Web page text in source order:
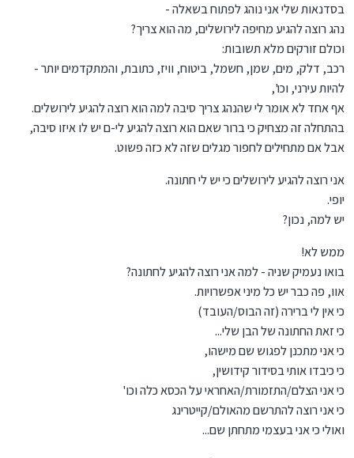
בסדנאות שלי אני נוהג לפתוח בשאלה -
נהג רוצה להגיע מחיפה לירושלים, מה הוא צריך?
וכולם זורקים מלא תשובות:
רכב, דלק, מים, שמן, חשמל, ביטוח, וויז, כתובת, והמתקדמים יותר -
להיות עירני, וכו',
אף אחד לא אומר לי שהנהג צריך סיבה למה הוא רוצה להגיע לירושלים.
בהתחלה זה מצחיק כי ברור שאם הוא רוצה להגיע לי-ם יש לו איזו סיבה,
אבל אם מתחילים לחפור מגלים שזה לא כזה פשוט.
אני רוצה להגיע לירושלים כי יש לי חתונה.
יופי.
יש למה, נכון?
ממש לא!
בואו נעמיק שניה - למה אני רוצה להגיע לחתונה?
אוו, פה כבר יש כל מיני אפשרויות.
כי אין לי ברירה (זה הבוס/העובד)
כי זאת החתונה של הבן שלי...
כי אני מתכנן לפגוש שם מישהו,
כי כיבדו אותי בסידור קידושין,
כי אני הצלם/התזמורת/האחראי על הכסא כלה וכו'
כי אני רוצה להתרשם מהאולם/קייטרינג
ואולי כי אני בעצמי מתחתן שם...